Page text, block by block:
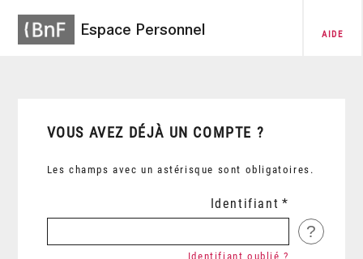
Espace Personnel AIDE
VOUS AVEZ DÉJÀ UN COMPTE ?
Les champs avec un astérisque sont obligatoires.
Identifiant
?
Identifiant oublié ?